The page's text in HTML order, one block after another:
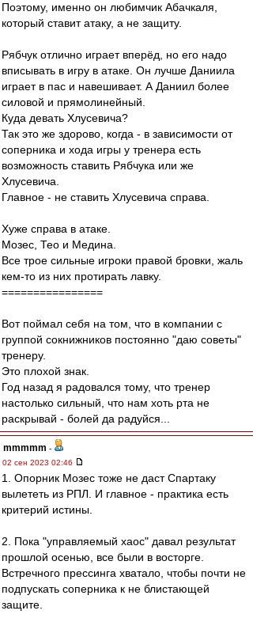
Поэтому, именно он любимчик Абачкаля,
который ставит атаку, а не защиту.
Рябчук отлично играет вперёд, но его надо
вписывать в игру в атаке. Он лучше Даниила
играет в пас и навешивает. А Даниил более
силовой и прямолинейный.
Куда девать Хлусевича?
Так это же здорово, когда - в зависимости от
соперника и хода игры у тренера есть
возможность ставить Рябчука или же
Хлусевича.
Главное - не ставить Хлусевича справа.
Хуже справа в атаке.
Мозес, Тео и Медина.
Все трое сильные игроки правой бровки, жаль
кем-то из них протирать лавку.
================
Вот поймал себя на том, что в компании с
группой сокнижников постоянно "даю советы"
тренеру.
Это плохой знак.
Год назад я радовался тому, что тренер
настолько сильный, что нам хоть рта не
раскрывай - болей да радуйся...
mmmmm -
02 сен 2023 02:46
1. Опорник Мозес тоже не даст Спартаку
вылететь из РПЛ. И главное - практика есть
критерий истины.
2. Пока "управляемый хаос" давал результат
прошлой осенью, все были в восторге.
Встречного прессинга хватало, чтобы почти не
подпускать соперника к не блистающей
защите.